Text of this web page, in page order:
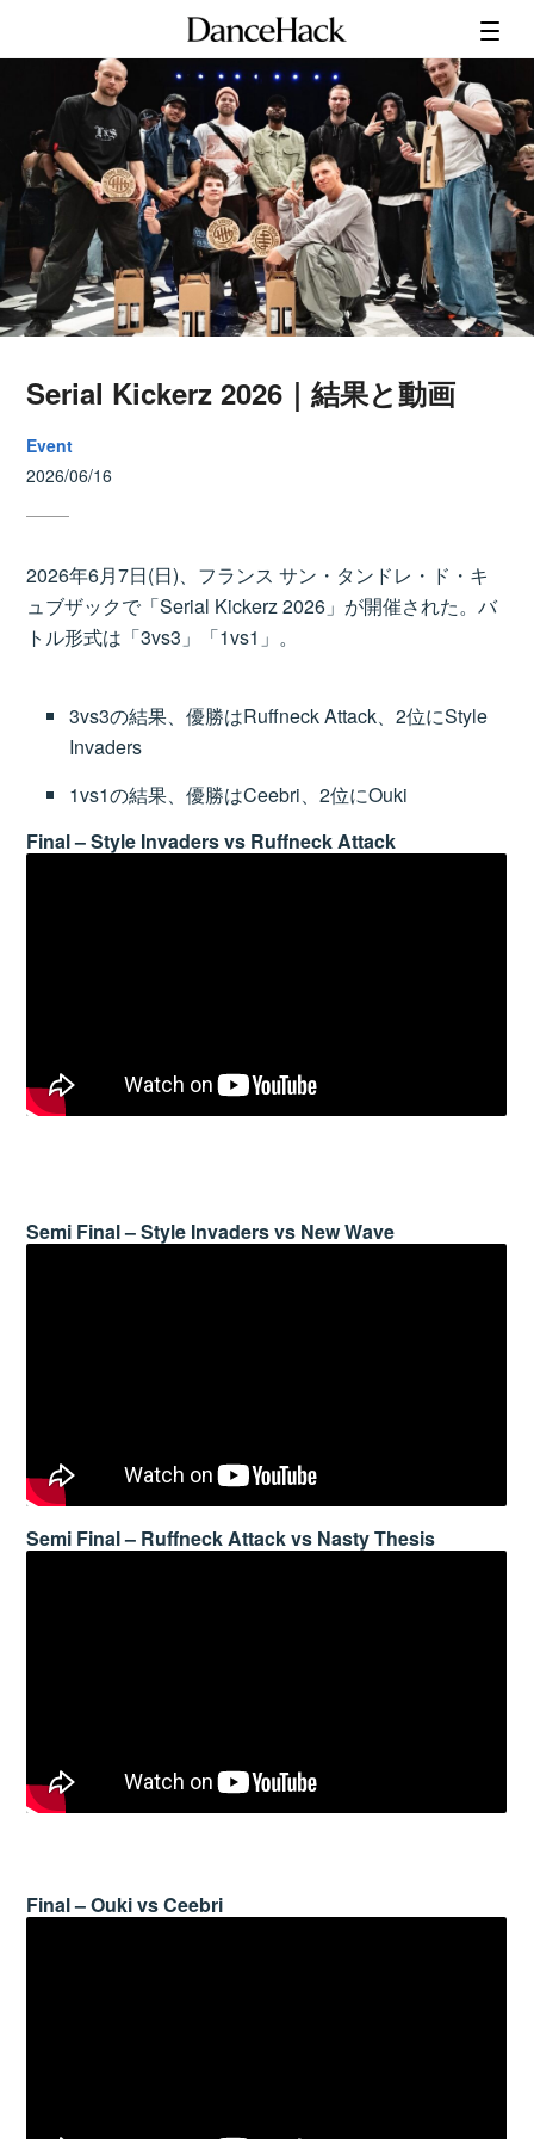
Serial Kickerz 2026｜結果と動画
Event
2026/06/16
2026年6月7日(日)、フランス サン・タンドレ・ド・キ
ュブザックで「Serial Kickerz 2026」が開催された。バ
トル形式は「3vs3」「1vs1」。
3vs3の結果、優勝はRuffneck Attack、2位にStyle
Invaders
1vs1の結果、優勝はCeebri、2位にOuki
Final – Style Invaders vs Ruffneck Attack
Semi Final – Style Invaders vs New Wave
Semi Final – Ruffneck Attack vs Nasty Thesis
Final – Ouki vs Ceebri